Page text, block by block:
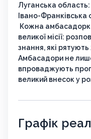
Луганська
Івано-
Кожна
великої місії:
знання, які рятують
Амбасадори не
впроваджують
великий внесок у
Графік